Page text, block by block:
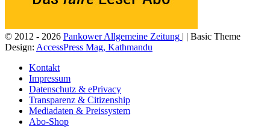
© 2012 - 2026 Pankower Allgemeine Zeitung | | Basic Theme
Design: AccessPress Mag, Kathmandu
Kontakt
Impressum
Datenschutz & ePrivacy
Transparenz & Citizenship
Mediadaten & Preissystem
Abo-Shop